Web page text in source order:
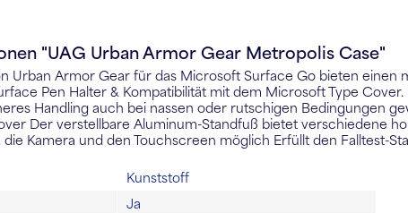
"UAG Urban Armor Gear Metropolis Case"
Urban Armor Gear für das Microsoft Surface Go bieten
Pen Halter & Kompatibilität mit dem Microsoft Type
Handling auch bei nassen oder rutschigen Bedingungen
Der verstellbare Aluminum-Standfuß bietet verschiedene
die Kamera und den Touchscreen möglich Erfüllt den Falltest-
Kunststoff
Ja